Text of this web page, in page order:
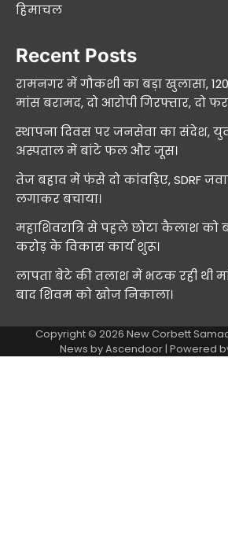
हिमाचल
Recent Posts
रामनगर में गौकशी का बड़ा खुलासा, 120
मांस बरामद, दो आरोपी गिरफ्तार, दो
स्थापना दिवस पर जनसेवा का संदेश,
अस्पताल में बांटे फल और जूस।
तेज बहाव में फंसे दो कांवड़िए, SDRF
लगाकर बचाया।
महाशिवरात्रि से पहले छोटा कैलाश को
करोड़ के विकास कार्य शुरू।
लापता बेटे की तलाश में भटक रही थी
बाद शिवम को खोज निकाला।
Copyright © 2026 New Corbett
News byAscendoor| Powered